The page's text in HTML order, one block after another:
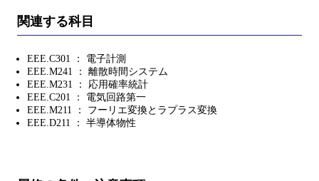
関連する科目
EEE.C301 ： 電子計測
EEE.M241 ： 離散時間システム
EEE.M231 ： 応用確率統計
EEE.C201 ： 電気回路第一
EEE.M211 ： フーリエ変換とラプラス変換
EEE.D211 ： 半導体物性